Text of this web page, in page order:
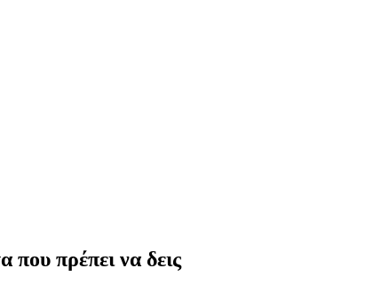
που πρέπει να δεις